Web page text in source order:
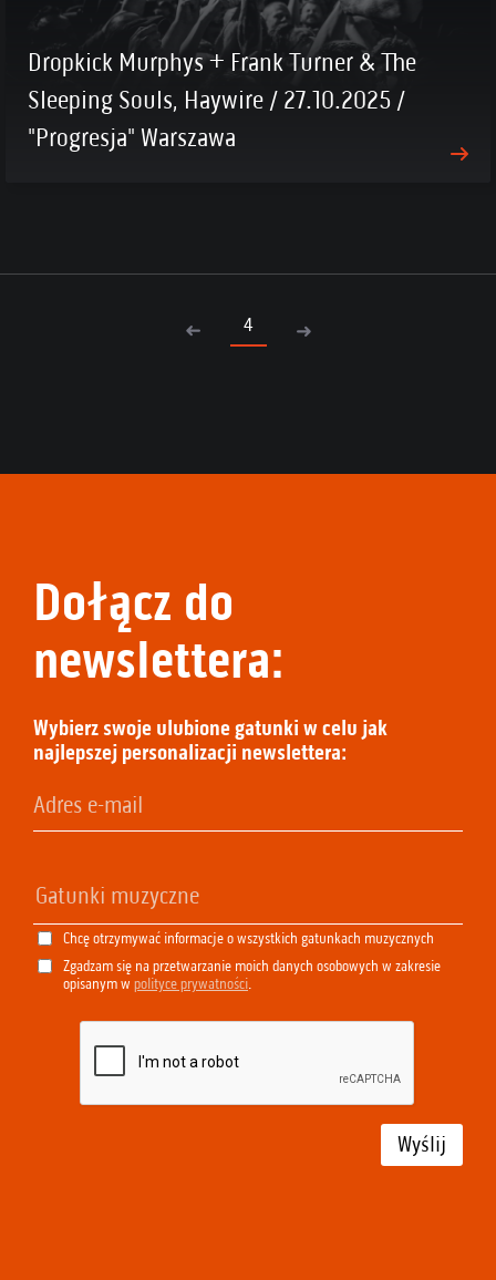
Dropkick Murphys + Frank Turner & The
Sleeping Souls, Haywire / 27.10.2025 /
"Progresja" Warszawa
4
Dołącz do
newslettera:
Wybierz swoje ulubione gatunki w celu jak
najlepszej personalizacji newslettera:
Chcę otrzymywać informacje o wszystkich gatunkach muzycznych
Zgadzam się na przetwarzanie moich danych osobowych w zakresie
opisanym w polityce prywatności.
Wyślij